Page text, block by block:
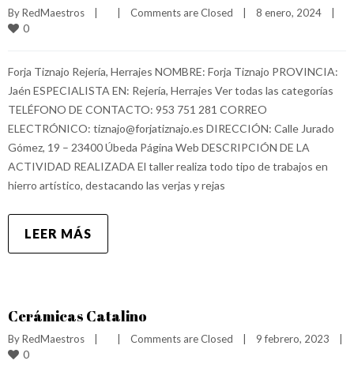
By RedMaestros Comments are Closed 8 enero, 2024
0
Forja Tiznajo Rejería, Herrajes NOMBRE: Forja Tiznajo PROVINCIA:
Jaén ESPECIALISTA EN: Rejería, Herrajes Ver todas las categorías
TELÉFONO DE CONTACTO: 953 751 281 CORREO
ELECTRÓNICO: tiznajo@forjatiznajo.es DIRECCIÓN: Calle Jurado
Gómez, 19 – 23400 Úbeda Página Web DESCRIPCIÓN DE LA
ACTIVIDAD REALIZADA El taller realiza todo tipo de trabajos en
hierro artístico, destacando las verjas y rejas
LEER MÁS
Cerámicas Catalino
By RedMaestros Comments are Closed 9 febrero, 2023
0